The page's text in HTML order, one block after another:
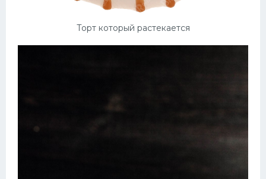
Торт который растекается